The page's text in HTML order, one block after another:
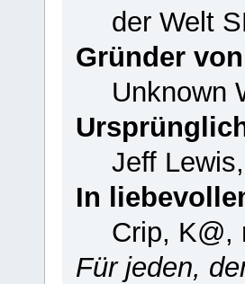
der Welt
Gründer
Unknown
Jeff
In
Crip, K@,
Für jeden,